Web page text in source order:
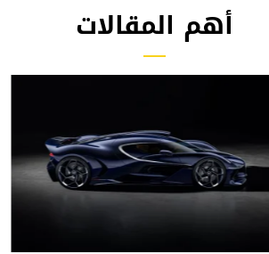
أهم المقالات